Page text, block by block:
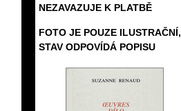
NEZAVAZUJE K PLATBĚ
FOTO JE POUZE ILUSTRAČNÍ,
STAV ODPOVÍDÁ POPISU